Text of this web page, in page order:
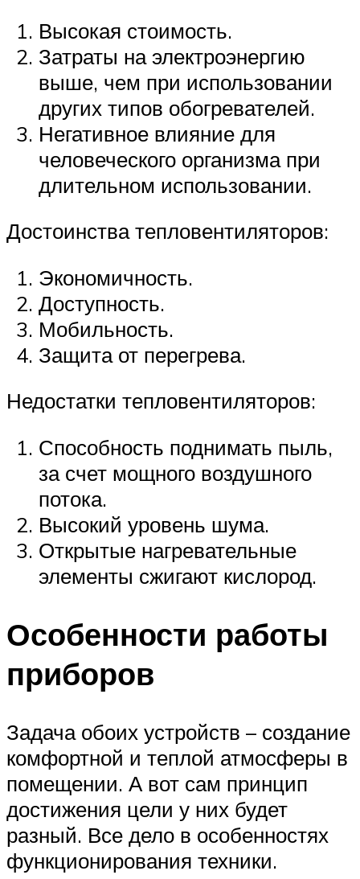
Высокая стоимость.
Затраты на электроэнергию
выше, чем при использовании
других типов обогревателей.
Негативное влияние для
человеческого организма при
длительном использовании.
Достоинства тепловентиляторов:
Экономичность.
Доступность.
Мобильность.
Защита от перегрева.
Недостатки тепловентиляторов:
Способность поднимать пыль,
за счет мощного воздушного
потока.
Высокий уровень шума.
Открытые нагревательные
элементы сжигают кислород.
Особенности работы
приборов
Задача обоих устройств – создание
комфортной и теплой атмосферы в
помещении. А вот сам принцип
достижения цели у них будет
разный. Все дело в особенностях
функционирования техники.